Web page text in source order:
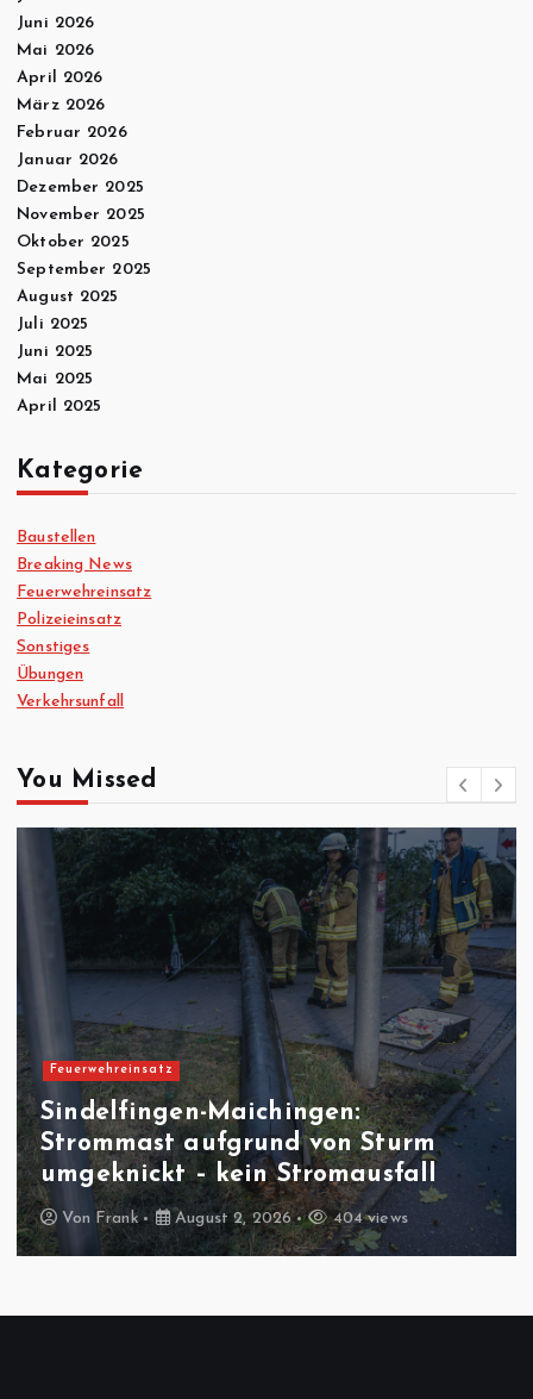
Juni 2026
Mai 2026
April 2026
März 2026
Februar 2026
Januar 2026
Dezember 2025
November 2025
Oktober 2025
September 2025
August 2025
Juli 2025
Juni 2025
Mai 2025
April 2025
Kategorie
Baustellen
Breaking News
Feuerwehreinsatz
Polizeieinsatz
Sonstiges
Übungen
Verkehrsunfall
You Missed
Feuerwehreinsatz
Sindelfingen-Maichingen:
Strommast aufgrund von Sturm
umgeknickt – kein Stromausfall
Von Frank August 2, 2026 404 views